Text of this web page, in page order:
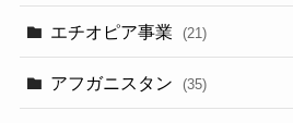
エチオピア事業 (21)
アフガニスタン (35)